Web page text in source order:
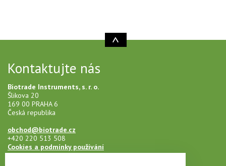
Kontaktujte nás
Biotrade Instruments, s. r. o.
Šlikova 20
169 00 PRAHA 6
Česká republika
obchod@biotrade.cz
+420 220 513 508
Cookies a podmínky používání